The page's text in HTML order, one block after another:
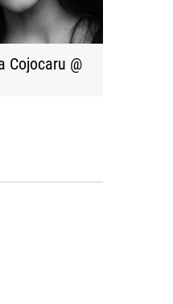
Cojocaru @